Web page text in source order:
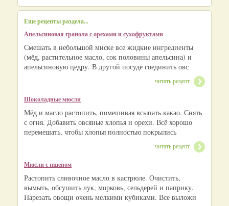
Еще рецепты раздела...
Апельсиновая гранола с орехами и сухофруктами
Смешать в небольшой миске все жидкие ингредиенты
(мёд, растительное масло, сок половины апельсина) и
апельсиновую цедру. В другой посуде соединить овс
читать рецепт
Шоколадные мюсли
Мёд и масло растопить, помешивая всыпать какао. Снять
с огня. Добавить овсяные хлопья и орехи. Всё хорошо
перемешать, чтобы хлопья полностью покрылись
читать рецепт
Мюсли с пшеном
Растопить сливочное масло в кастрюле. Очистить,
вымыть, обсушить лук, морковь, сельдерей и паприку.
Нарезать овощи очень мелкими кубиками. Все выложи